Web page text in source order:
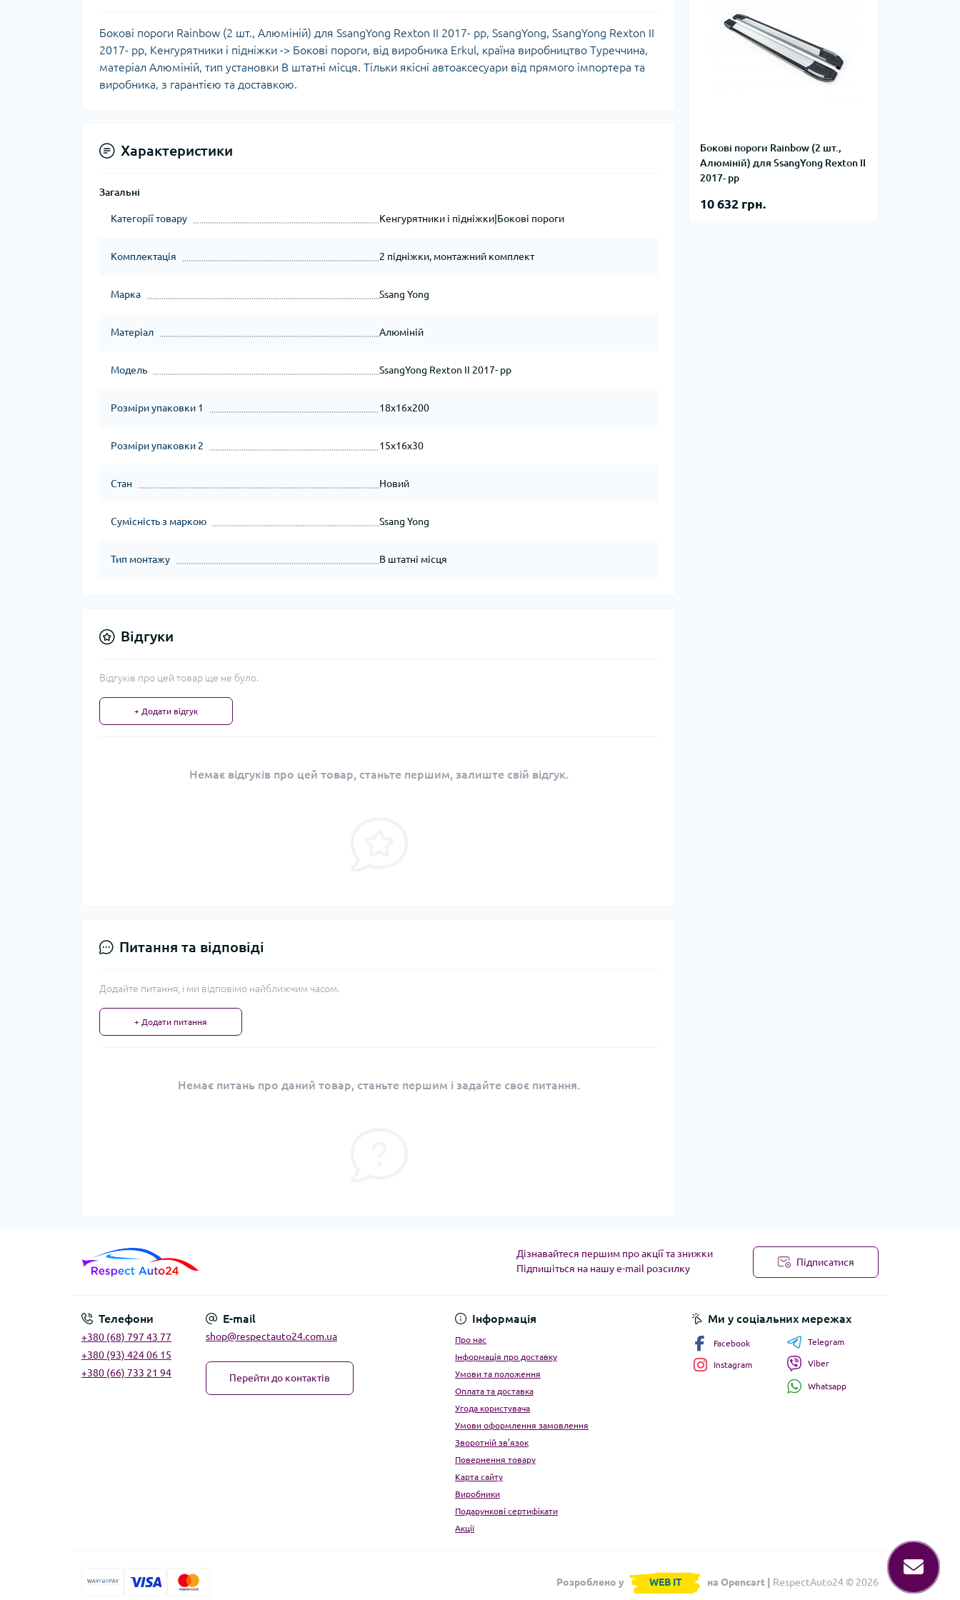
Бокові пороги Rainbow (2 шт.,
Алюміній) для SsangYong Rexton II
2017- рр
10 632 грн.
Бокові пороги Rainbow (2 шт., Алюміній) для SsangYong Rexton II 2017- рр, SsangYong, SsangYong Rexton II
2017- рр, Кенгурятники і підніжки -> Бокові пороги, від виробника Erkul, країна виробництво Туреччина,
матеріал Алюміній, тип установки В штатні місця. Тільки якісні автоаксесуари від прямого імпортера та
виробника, з гарантією та доставкою.
Характеристики
Загальні
Категорії товару Кенгурятники і підніжки|Бокові пороги
Комплектація 2 підніжки, монтажний комплект
Марка Ssang Yong
Матеріал Алюміній
Модель SsangYong Rexton II 2017- рр
Розміри упаковки 1 18x16x200
Розміри упаковки 2 15x16x30
Стан Новий
Сумісність з маркою Ssang Yong
Тип монтажу В штатні місця
Відгуки
Відгуків про цей товар ще не було.
+ Додати відгук
Немає відгуків про цей товар, станьте першим, залиште свій відгук.
Питання та відповіді
Додайте питання, і ми відповімо найближчим часом.
+ Додати питання
Немає питань про даний товар, станьте першим і задайте своє питання.
Дізнавайтеся першим про акції та знижки
Підпишіться на нашу e-mail розсилку
Підписатися
Телефони
+380 (68) 797 43 77
+380 (93) 424 06 15
+380 (66) 733 21 94
E-mail
shop@respectauto24.com.ua
Перейти до контактів
Інформація
Про нас
Інформація про доставку
Умови та положення
Оплата та доставка
Угода користувача
Умови оформлення замовлення
Зворотній зв’язок
Повернення товару
Карта сайту
Виробники
Подарункові сертифікати
Акції
Ми у соціальних мережах
Facebook
Instagram
Telegram
Viber
Whatsapp
Розроблено у WEB IT на Opencart | RespectAuto24 © 2026